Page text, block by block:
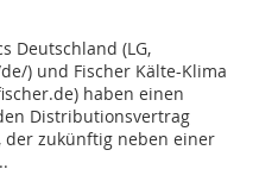
Deutschland (LG,
) und Fischer Kälte-Klima
haben einen
Distributionsvertrag
der zukünftig neben einer